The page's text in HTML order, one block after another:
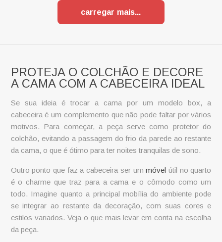
carregar mais
PROTEJA O COLCHÃO E DECORE
A CAMA COM A CABECEIRA IDEAL
Se sua ideia é trocar a cama por um modelo box, a
cabeceira é um complemento que não pode faltar por vários
motivos. Para começar, a peça serve como protetor do
colchão, evitando a passagem do frio da parede ao restante
da cama, o que é ótimo para ter noites tranquilas de sono.
Outro ponto que faz a cabeceira ser ummóvel útil no quarto
é o charme que traz para a cama e o cômodo como um
todo. Imagine quanto a principal mobília do ambiente pode
se integrar ao restante da decoração, com suas cores e
estilos variados. Veja o que mais levar em conta na escolha
da peça.